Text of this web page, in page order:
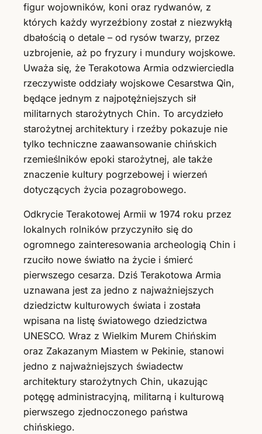
figur wojowników, koni oraz rydwanów, z
których każdy wyrzeźbiony został z niezwykłą
dbałością o detale – od rysów twarzy, przez
uzbrojenie, aż po fryzury i mundury wojskowe.
Uważa się, że Terakotowa Armia odzwierciedla
rzeczywiste oddziały wojskowe Cesarstwa Qin,
będące jednym z najpotężniejszych sił
militarnych starożytnych Chin. To arcydzieło
starożytnej architektury i rzeźby pokazuje nie
tylko techniczne zaawansowanie chińskich
rzemieślników epoki starożytnej, ale także
znaczenie kultury pogrzebowej i wierzeń
dotyczących życia pozagrobowego.
Odkrycie Terakotowej Armii w 1974 roku przez
lokalnych rolników przyczyniło się do
ogromnego zainteresowania archeologią Chin i
rzuciło nowe światło na życie i śmierć
pierwszego cesarza. Dziś Terakotowa Armia
uznawana jest za jedno z najważniejszych
dziedzictw kulturowych świata i została
wpisana na listę światowego dziedzictwa
UNESCO. Wraz z Wielkim Murem Chińskim
oraz Zakazanym Miastem w Pekinie, stanowi
jedno z najważniejszych świadectw
architektury starożytnych Chin, ukazując
potęgę administracyjną, militarną i kulturową
pierwszego zjednoczonego państwa
chińskiego.